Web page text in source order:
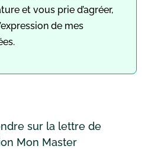
et vous prie d’agréer,
de mes
sur la lettre de
Mon Master